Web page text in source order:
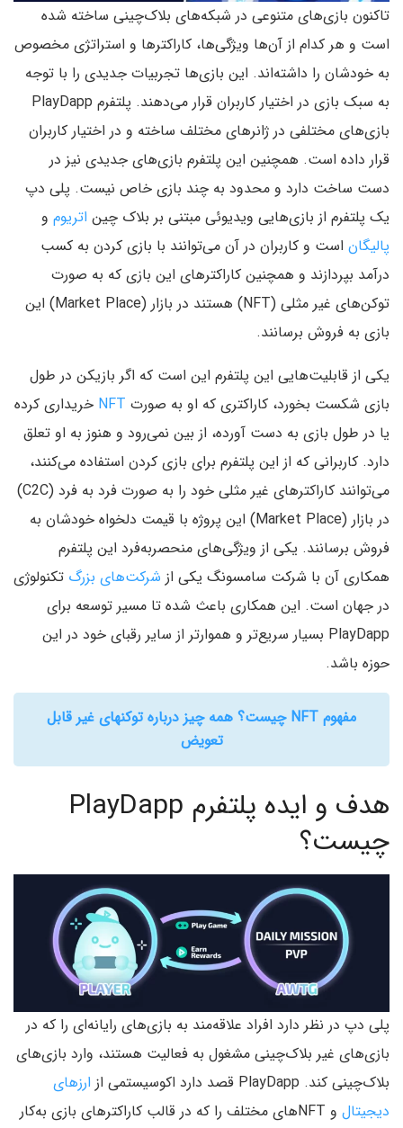
تاکنون بازی‌های متنوعی در شبکه‌های بلاک‌چینی ساخته شده
است و هر کدام از آن‌ها ویژگی‌ها، کاراکترها و استراتژی مخصوص
به خودشان را داشته‌اند. این بازی‌ها تجربیات جدیدی را با توجه
به سبک بازی در اختیار کاربران قرار می‌دهند. پلتفرم PlayDapp
بازی‌های مختلفی در ژانر‌های مختلف ساخته و در اختیار کاربران
قرار داده است. همچنین این پلتفرم بازی‌های جدیدی نیز در
دست ساخت دارد و محدود به چند بازی خاص نیست. پلی دپ
یک پلتفرم از بازی‌هایی ویدیوئی مبتنی بر بلاک چین اتریوم و
پالیگان است و کاربران در آن می‌توانند با بازی کردن به کسب
درآمد بپردازند و همچنین کاراکترهای این بازی که به صورت
توکن‌های غیر مثلی (NFT) هستند در بازار (Market Place) این
بازی به فروش برسانند.
یکی از قابلیت‌هایی این پلتفرم این است که اگر بازیکن در طول
بازی شکست بخورد، کاراکتری که او به صورت NFT خریداری کرده
یا در طول بازی به دست آورده، از بین نمی‌رود و هنوز به او تعلق
دارد. کاربرانی که از این پلتفرم برای بازی کردن استفاده می‌کنند،
می‌توانند کاراکترهای غیر مثلی خود را به صورت فرد به فرد (C2C)
در بازار (Market Place) این پروژه با قیمت دلخواه خودشان به
فروش برسانند. یکی از ویژگی‌های منحصربه‌فرد این پلتفرم
همکاری آن با شرکت سامسونگ یکی از شرکت‌های بزرگ تکنولوژی
در جهان است. این همکاری باعث شده تا مسیر توسعه برای
PlayDapp بسیار سریع‌تر و هموارتر از سایر رقبای خود در این
حوزه باشد.
مفهوم NFT چیست؟ همه چیز درباره توکنهای غیر قابل
تعویض
هدف و ایده پلتفرم PlayDapp
چیست؟
پلی دپ در نظر دارد افراد علاقه‌مند به بازی‌های رایانه‌ای را که در
بازی‌های غیر بلاک‌چینی مشغول به فعالیت هستند، وارد بازی‌های
بلاک‌چینی کند. PlayDapp قصد دارد اکوسیستمی از
ارزهای
دیجیتال
و NFTهای مختلف را که در قالب کاراکترهای بازی به‌کار